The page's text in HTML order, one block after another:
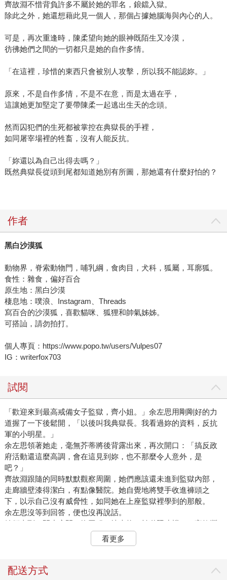
齊故淵不惜背負許多不屬於她的罪名，鋃鐺入獄。
除此之外，她還想藉此見一個人，那個占據她腦海與內心的人。
可是，再次重逢時，陳柔望向她的眼神既陌生又冷漠，
彷彿她們之間的一切都只是她的自作多情。
「在這裡，珍惜的東西只會被別人攻擊，所以我不能認妳。」
原來，不是自作多情，不是不在意，而是太過在乎，
這讓她更加堅定了要帶陳柔一起逃出生天的念頭。
然而囚犯們的生死都被掌控在典獄長的手裡，
如同屠宰場裡的牲畜，沒有人能反抗。
「妳還以為自己出得去嗎？」
既然典獄長從頭到尾都知道她別有所圖，那她還有什麼好怕的？
作者
黑白沙漠狐
動物界，脊索動物門，哺乳綱，食肉目，犬科，狐屬，耳廓狐。
食性：雜食，偏好百合
原生地：黑白沙漠
棲息地：噗浪、Instagram、Threads
寫百合的沙漠狐，喜歡貓咪、狐狸和帥氣姊姊。
可搭訕，請勿拍打。
個人專頁：https://www.popo.tw/users/Vulpes07
IG：writerfox703
試閱
「歡迎來到最高戒備女子監獄，齊小姐。」余左思用剛剛好的力
道握了一下後鬆開，「以後叫我典獄長。我看過妳的資料，反抗
軍的小明星。」
余左思領著她走，毫無芥蒂將後背露出來，再次開口：「搞反政
府活動還這麼高調，會在這見到妳，也不那麼令人意外，是
吧？」
齊故淵跟隨的同時默默觀察周圍，她們應該還未進到監獄內部，
走廊牆壁漆得潔白，有點像醫院。她自覺地將雙手收進褲頭之
下，以示自己沒有威脅性，如同她在上座監獄裡學到的那般。
余左思沒等到回答，便也沒再說話。
她們來到一間小房間，換囚服、填表格、拍獄照建檔……齊故淵
一直在等，等一個位階較低的獄警出現後接手這些瑣碎的雜事，
然而卻只等到余左思親自彎下腰按下快門。
質的衣料洗得微微泛舊，但還算乾淨厚實。
看更多
配送方式